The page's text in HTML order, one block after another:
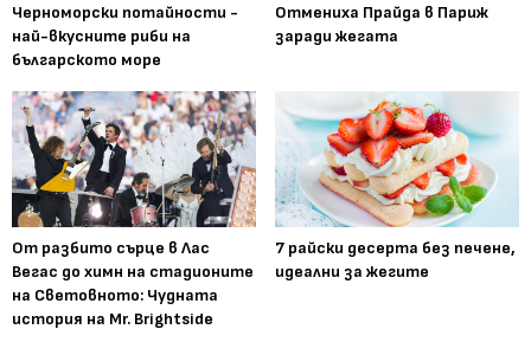
Черноморски потайности -
най-вкусните риби на
българското море
Отмениха Прайда в Париж
заради жегата
От разбито сърце в Лас
Вегас до химн на стадионите
на Световното: Чудната
история на Mr. Brightside
7 райски десерта без печене,
идеални за жегите